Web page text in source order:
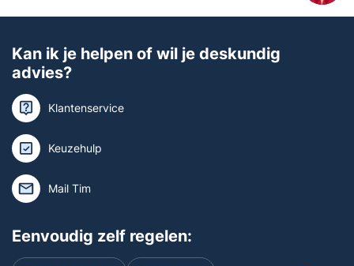
Kan ik je helpen of wil je deskundig
advies?
Klantenservice
Keuzehulp
Mail Tim
Eenvoudig zelf regelen: